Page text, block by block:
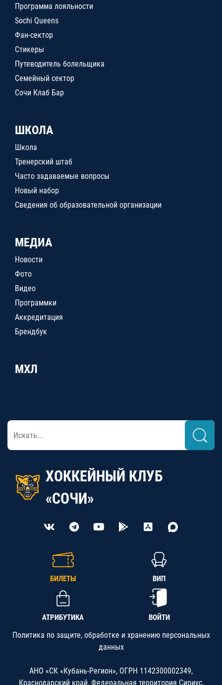
Программа лояльности
Sochi Queens
Фан-сектор
Стикеры
Путеводитель болельщика
Семейный сектор
Сочи Клаб Бар
ШКОЛА
Школа
Тренерский штаб
Часто задаваемые вопросы
Новый набор
Сведения об образовательной организации
МЕДИА
Новости
Фото
Видео
Программки
Аккредитация
Брендбук
МХЛ
ХОККЕЙНЫЙ КЛУБ
«СОЧИ»
БИЛЕТЫ ВИП
АТРИБУТИКА ВОЙТИ
Политика по защите, обработке и хранению персональных
данных
АНО «СК «Кубань-Регион», ОГРН 1142300002349,
Краснодарский край, Федеральная территория Сириус,